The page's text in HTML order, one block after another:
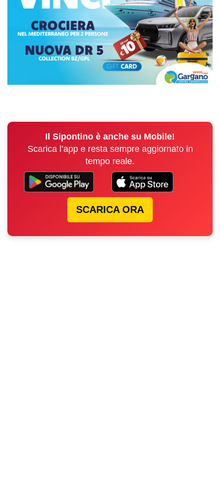
Il Sipontino è anche su Mobile!
Scarica l’app e resta sempre aggiornato in
tempo reale.
SCARICA ORA